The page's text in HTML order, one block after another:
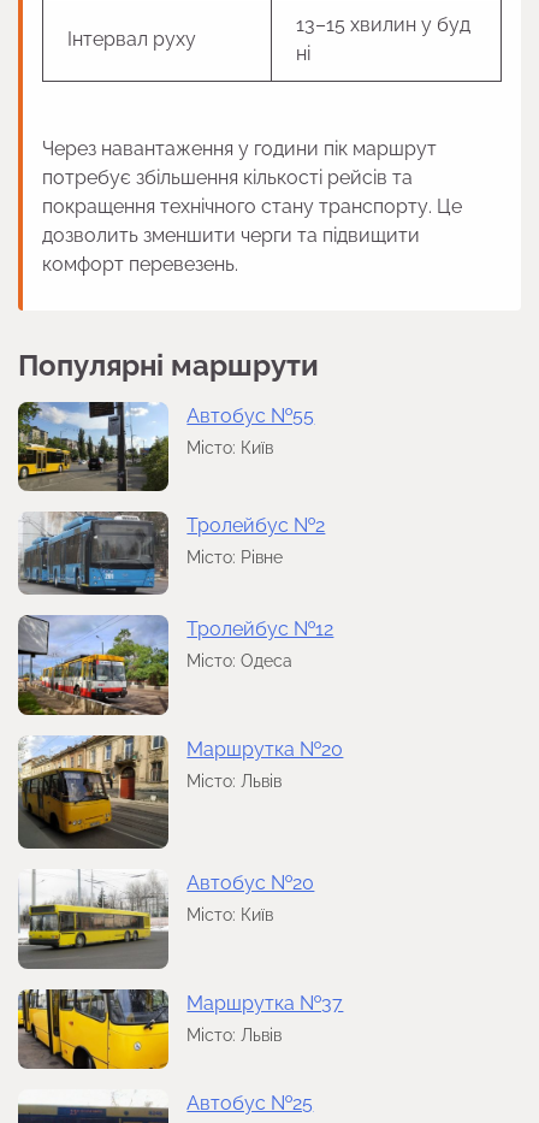
Інтервал руху
13–15 хвилин у буд
ні
Через навантаження у години пік маршрут
потребує збільшення кількості рейсів та
покращення технічного стану транспорту. Це
дозволить зменшити черги та підвищити
комфорт перевезень.
Популярні маршрути
Автобус №55
Місто: Київ
Тролейбус №2
Місто: Рівне
Тролейбус №12
Місто: Одеса
Маршрутка №20
Місто: Львів
Автобус №20
Місто: Київ
Маршрутка №37
Місто: Львів
Автобус №25